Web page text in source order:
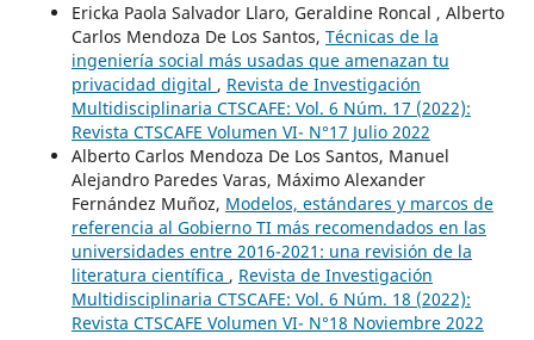
Ericka Paola Salvador Llaro, Geraldine Roncal , Alberto
Carlos Mendoza De Los Santos, Técnicas de la
ingeniería social más usadas que amenazan tu
privacidad digital , Revista de Investigación
Multidisciplinaria CTSCAFE: Vol. 6 Núm. 17 (2022):
Revista CTSCAFE Volumen VI- N°17 Julio 2022
Alberto Carlos Mendoza De Los Santos, Manuel
Alejandro Paredes Varas, Máximo Alexander
Fernández Muñoz, Modelos, estándares y marcos de
referencia al Gobierno TI más recomendados en las
universidades entre 2016-2021: una revisión de la
literatura científica , Revista de Investigación
Multidisciplinaria CTSCAFE: Vol. 6 Núm. 18 (2022):
Revista CTSCAFE Volumen VI- N°18 Noviembre 2022